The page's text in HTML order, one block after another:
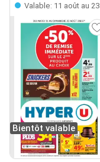
Valable: 11 août au
Bientôt valable